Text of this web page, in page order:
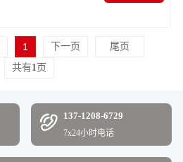
1 下一页
尾页
共有1页
137-1208-6729
7x24小时电话